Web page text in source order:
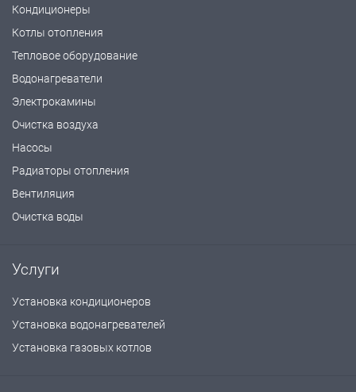
Кондиционеры
Котлы отопления
Тепловое оборудование
Водонагреватели
Электрокамины
Очистка воздуха
Насосы
Радиаторы отопления
Вентиляция
Очистка воды
Услуги
Установка кондиционеров
Установка водонагревателей
Установка газовых котлов